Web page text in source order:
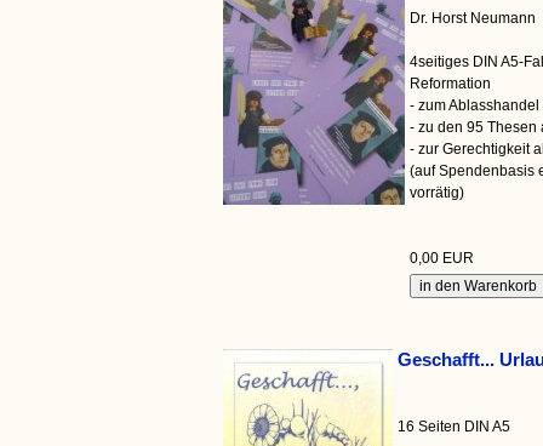
Dr. Horst Neumann
4seitiges DIN A5-
Reformation
- zum
- zu den 95 Thesen
- zur Gerechtigkeit
(auf Spendenbasis
vorrätig)
0,00 EUR
Geschafft...
16 Seiten DIN A5